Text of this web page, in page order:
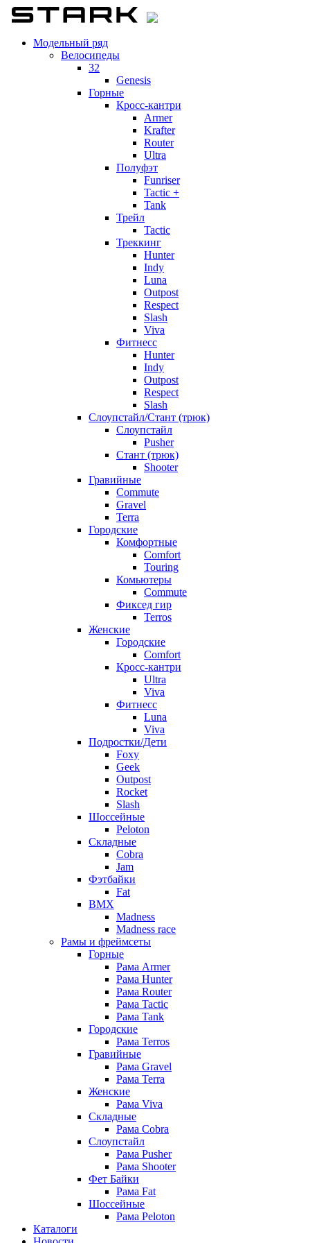
Модельный ряд
Велосипеды
32
Genesis
Горные
Кросс-кантри
Armer
Krafter
Router
Ultra
Полуфэт
Funriser
Tactic +
Tank
Трейл
Tactic
Треккинг
Hunter
Indy
Luna
Outpost
Respect
Slash
Viva
Фитнесс
Hunter
Indy
Outpost
Respect
Slash
Слоупстайл/Стант (трюк)
Слоупстайл
Pusher
Стант (трюк)
Shooter
Гравийные
Commute
Gravel
Terra
Городские
Комфортные
Comfort
Touring
Комьютеры
Commute
Фиксед гир
Terros
Женские
Городские
Comfort
Кросс-кантри
Ultra
Viva
Фитнесс
Luna
Viva
Подростки/Дети
Foxy
Geek
Outpost
Rocket
Slash
Шоссейные
Peloton
Складные
Cobra
Jam
Фэтбайки
Fat
BMX
Madness
Madness race
Рамы и фреймсеты
Горные
Рама Armer
Рама Hunter
Рама Router
Рама Tactic
Рама Tank
Городские
Рама Terros
Гравийные
Рама Gravel
Рама Terra
Женские
Рама Viva
Складные
Рама Cobra
Слоупстайл
Рама Pusher
Рама Shooter
Фет Байки
Рама Fat
Шоссейные
Рама Peloton
Каталоги